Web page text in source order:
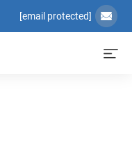
[email protected]